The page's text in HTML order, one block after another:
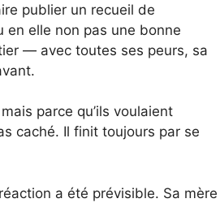
publier un recueil de
en elle non pas une bonne
— avec toutes ses peurs, sa
parce qu’ils voulaient
caché. Il finit toujours par se
a été prévisible. Sa mère